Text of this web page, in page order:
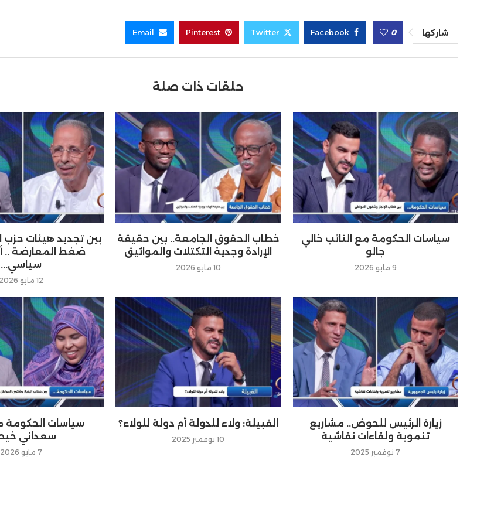
شاركها 0
Facebook
Twitter
Pinterest
Email
حلقات ذات صلة
بين تجديد هيئات حزب
ضغط المعارضة
سياسي...
12 مايو 2026
خطاب الحقوق الجامعة.. بين حقيقة
الإرادة وجدية التكتلات والمواثيق
10 مايو 2026
سياسات الحكومة مع النائب خالي
جالو
9 مايو 2026
سياسات الحكومة
سعداني
7 مايو 2026
القبيلة: ولاء للدولة أم دولة للولاء؟
10 نوفمبر 2025
زيارة الرئيس للحوض.. مشاريع
تنموية ولقاءات نقاشية
7 نوفمبر 2025